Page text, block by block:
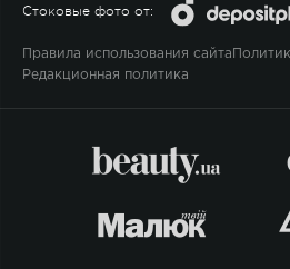
Стоковые фото от:
Правила использования сайта
Редакционная политика